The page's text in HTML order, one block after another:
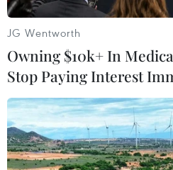
#Tăng trưởng kinh tế
#Fed
Theo dõi VietnamPlus
JG Wentworth
Owning $10k+ In
Stop Paying Interest